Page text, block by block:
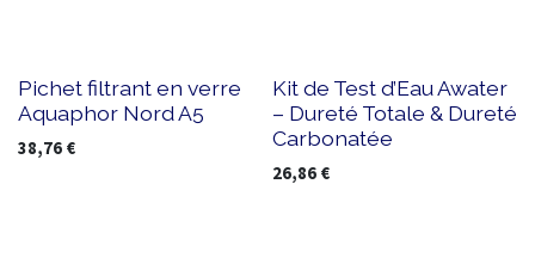
Nouveau !
Pichet filtrant en verre
Aquaphor Nord A5
38,76 €
Kit de Test d’Eau Awater
– Dureté Totale & Dureté
Carbonatée
26,86 €